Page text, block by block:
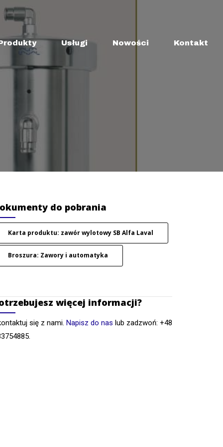
Usługi Nowości Kontakt
do pobrania
Karta produktu: zawór wylotowy SB Alfa Laval
Broszura: Zawory i automatyka
więcej informacji?
się z nami. Napisz do nas lub zadzwoń: +48